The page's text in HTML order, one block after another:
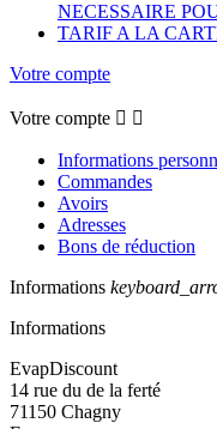
NECESSAIRE
TARIF A LA
Votre compte
Votre compte  
Informations
Commandes
Avoirs
Adresses
Bons de réduction
Informations
Informations
EvapDiscount
14 rue du de la ferté
71150 Chagny